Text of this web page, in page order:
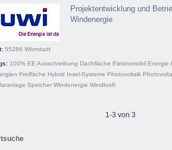
Projektentwicklung und
Windenergie
55286 Wörrstadt
100% EE Ausschreibung Dachfläche Elektromobil Energie
Freifläche Hybrid Insel-Systeme Photovoltaik
Speicher Windenergie Windkraft
1-3 von 3